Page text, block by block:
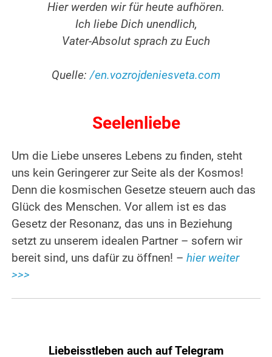
Hier werden wir für heute aufhören.
Ich liebe Dich unendlich,
Vater-Absolut sprach zu Euch
Quelle:/en.vozrojdeniesveta.com
Seelenliebe
Um die Liebe unseres Lebens zu finden, steht
uns kein Geringerer zur Seite als der Kosmos!
Denn die kosmischen Gesetze steuern auch das
Glück des Menschen. Vor allem ist es das
Gesetz der Resonanz, das uns in Beziehung
setzt zu unserem idealen Partner – sofern wir
bereit sind, uns dafür zu öffnen! –hier weiter
>>>
Liebeisstleben auch auf Telegram